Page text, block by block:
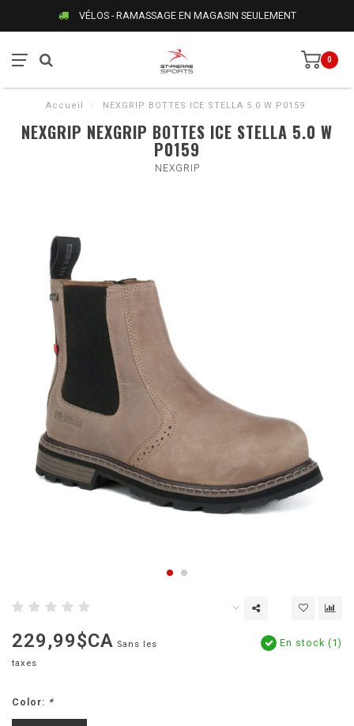
VÉLOS - RAMASSAGE EN MAGASIN SEULEMENT
0
Accueil / NEXGRIP BOTTES ICE STELLA 5.0 W P0159
NEXGRIP NEXGRIP BOTTES ICE STELLA 5.0 W
P0159
NEXGRIP
229,99$CA Sans les
taxes
En stock (1)
Color: *